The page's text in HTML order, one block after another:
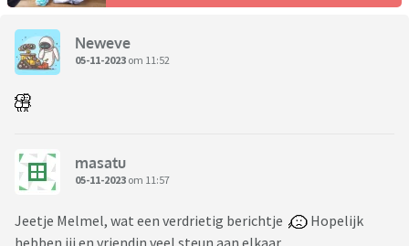
Neweve
05-11-2023 om 11:52
masatu
05-11-2023 om 11:57
Jeetje Melmel, wat een verdrietig berichtje
Hopelijk
hebben jij en vriendin veel steun aan elkaar.